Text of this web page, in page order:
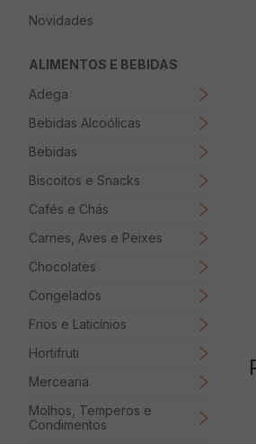
Novidades
ALIMENTOS E BEBIDAS
Adega
Bebidas Alcoólicas
Bebidas
Biscoitos e Snacks
Cafés e Chás
Carnes, Aves e Peixes
Chocolates
Congelados
Frios e Laticínios
Hortifruti
Mercearia
Molhos, Temperos e
Condimentos